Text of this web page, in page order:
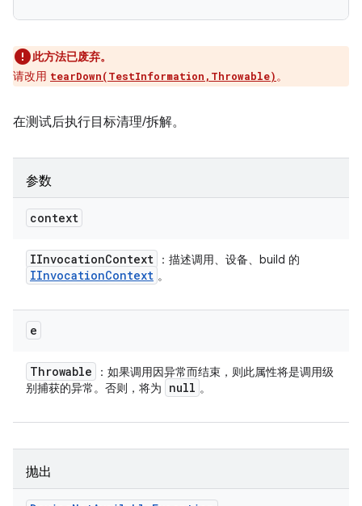
此方法已废弃。
请改用 tearDown(TestInformation,Throwable)。
在测试后执行目标清理/拆解。
参数
context
IInvocationContext ：描述调用、设备、build 的
IInvocationContext 。
e
Throwable
：如果调用因异常而结束，则此属性将是调用级
别捕获的异常。否则，将为
null 。
抛出